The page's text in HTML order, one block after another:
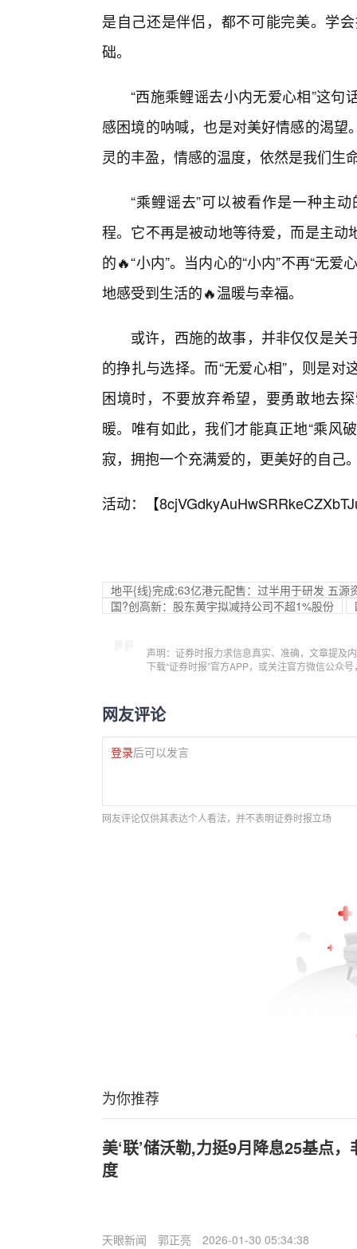
是自己还是伴侣，都不可能完美。学
础。
“西施乘鲤谣去小内无爱心相”这
感困境的呐喊，也是对美好情感的渴
灵的丰盈，情感的温度，依然是我们生
“乘鲤谣去”可以被看作是一种主
程。它不再是被动地等待爱，而是主
的🔥“小内”。当内心的“小内”不再“无
地感受到生活的🔥温暖与幸福。
或许，西施的故事，并非仅仅是
的挣扎与选择。而“无爱心相”，则是
困境时，不要放弃希望，要勇敢地去
暖。唯有如此，我们才能真正地“乘风
寂，拥抱一个充满爱的，更美好的自己
活动：【
地平{线}完成;63亿港元配售：过半用于研发 五源
国?创高新：股东黄宇拟减持公司不超1%股份
声明：证券时报力求信息真实、准确，文章提及
下载“证券时报”官方APP，或关注官方微信公众
网友评论
登录后可以发言
网友评论仅供其表达个人看法，并不表明证券时报立场
为你推荐
美‘联’储沃勒,力挺9月降息25基点
度
天眼新闻 郭正亮 2026-01-30 05:34:38